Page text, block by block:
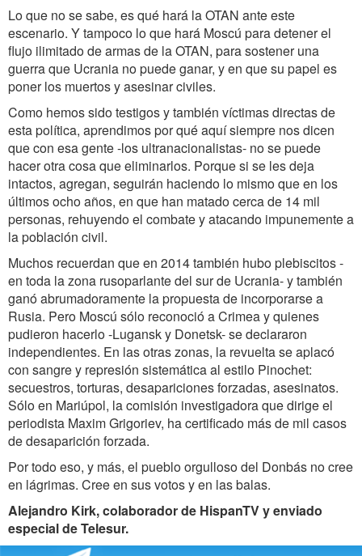
Lo que no se sabe, es qué hará la OTAN ante este
escenario. Y tampoco lo que hará Moscú para detener el
flujo ilimitado de armas de la OTAN, para sostener una
guerra que Ucrania no puede ganar, y en que su papel es
poner los muertos y asesinar civiles.
Como hemos sido testigos y también víctimas directas de
esta política, aprendimos por qué aquí siempre nos dicen
que con esa gente -los ultranacionalistas- no se puede
hacer otra cosa que eliminarlos. Porque si se les deja
intactos, agregan, seguirán haciendo lo mismo que en los
últimos ocho años, en que han matado cerca de 14 mil
personas, rehuyendo el combate y atacando impunemente a
la población civil.
Muchos recuerdan que en 2014 también hubo plebiscitos -
en toda la zona rusoparlante del sur de Ucrania- y también
ganó abrumadoramente la propuesta de incorporarse a
Rusia. Pero Moscú sólo reconoció a Crimea y quienes
pudieron hacerlo -Lugansk y Donetsk- se declararon
independientes. En las otras zonas, la revuelta se aplacó
con sangre y represión sistemática al estilo Pinochet:
secuestros, torturas, desapariciones forzadas, asesinatos.
Sólo en Mariúpol, la comisión investigadora que dirige el
periodista Maxim Grigoriev, ha certificado más de mil casos
de desaparición forzada.
Por todo eso, y más, el pueblo orgulloso del Donbás no cree
en lágrimas. Cree en sus votos y en las balas.
Alejandro Kirk, colaborador de HispanTV y enviado
especial de Telesur.